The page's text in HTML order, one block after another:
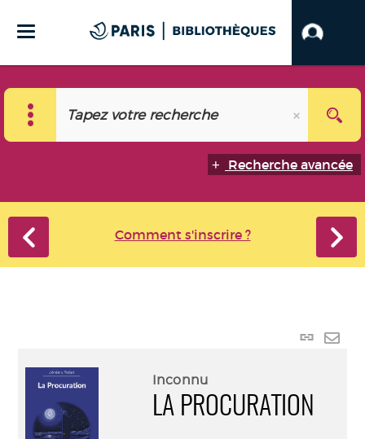
Recherche avancée
Comment s'inscrire ?
Lien
Inconnu
LA PROCURATION